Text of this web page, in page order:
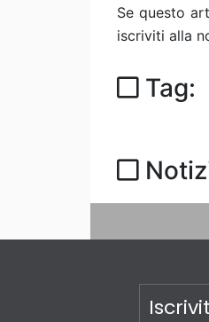
Se questo
iscriviti alla
Tag: